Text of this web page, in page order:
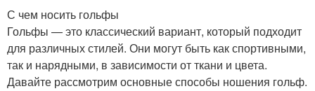
С чем носить гольфы
Гольфы — это классический вариант, который подходит
для различных стилей. Они могут быть как спортивными,
так и нарядными, в зависимости от ткани и цвета.
Давайте рассмотрим основные способы ношения гольф.